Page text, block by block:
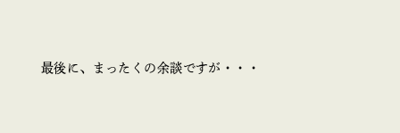
最後に、まったくの余談ですが・・・